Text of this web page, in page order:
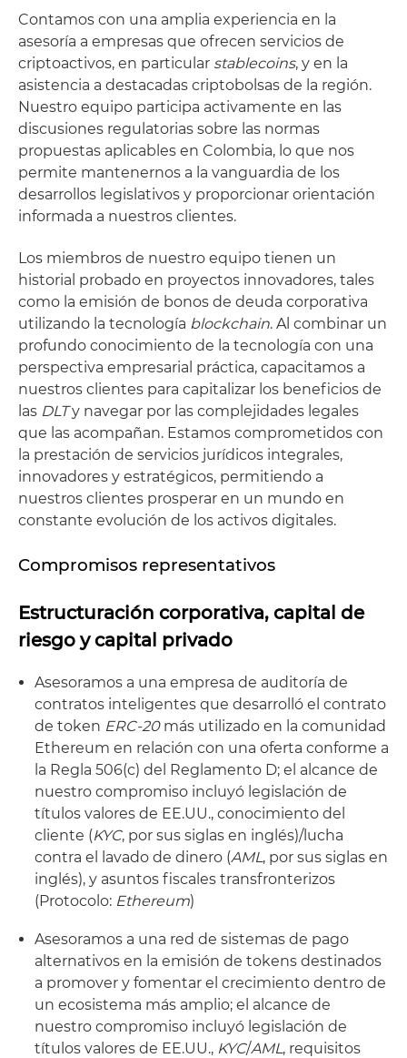
Contamos con una amplia experiencia en la
asesoría a empresas que ofrecen servicios de
criptoactivos, en particular stablecoins, y en la
asistencia a destacadas criptobolsas de la región.
Nuestro equipo participa activamente en las
discusiones regulatorias sobre las normas
propuestas aplicables en Colombia, lo que nos
permite mantenernos a la vanguardia de los
desarrollos legislativos y proporcionar orientación
informada a nuestros clientes.
Los miembros de nuestro equipo tienen un
historial probado en proyectos innovadores, tales
como la emisión de bonos de deuda corporativa
utilizando la tecnología blockchain. Al combinar un
profundo conocimiento de la tecnología con una
perspectiva empresarial práctica, capacitamos a
nuestros clientes para capitalizar los beneficios de
las DLTy navegar por las complejidades legales
que las acompañan. Estamos comprometidos con
la prestación de servicios jurídicos integrales,
innovadores y estratégicos, permitiendo a
nuestros clientes prosperar en un mundo en
constante evolución de los activos digitales.
Compromisos representativos
Estructuración corporativa, capital de
riesgo y capital privado
Asesoramos a una empresa de auditoría de
contratos inteligentes que desarrolló el contrato
de token ERC-20más utilizado en la comunidad
Ethereum en relación con una oferta conforme a
la Regla 506(c) del Reglamento D; el alcance de
nuestro compromiso incluyó legislación de
títulos valores de EE.UU., conocimiento del
cliente (KYC, por sus siglas en inglés)/lucha
contra el lavado de dinero (AML, por sus siglas en
inglés), y asuntos fiscales transfronterizos
(Protocolo: Ethereum)
Asesoramos a una red de sistemas de pago
alternativos en la emisión de tokens destinados
a promover y fomentar el crecimiento dentro de
un ecosistema más amplio; el alcance de
nuestro compromiso incluyó legislación de
títulos valores de EE.UU., KYC/AML, requisitos